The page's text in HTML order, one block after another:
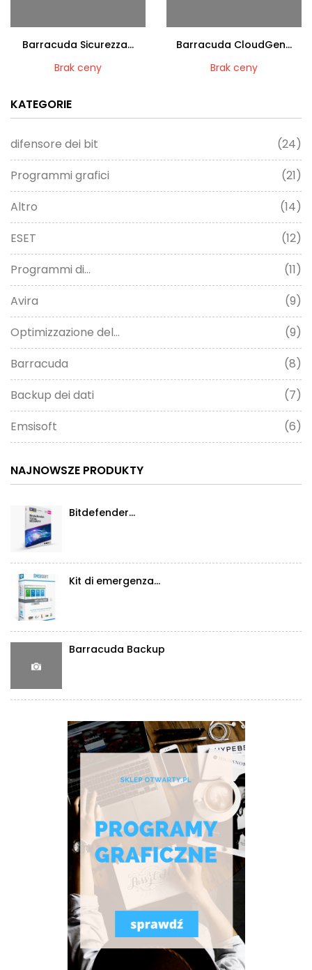
Barracuda Sicurezza...
Brak ceny
Barracuda CloudGen...
Brak ceny
KATEGORIE
difensore dei bit
(24)
Programmi grafici
(21)
Altro
(14)
ESET
(12)
Programmi di...
(11)
Avira
(9)
Optimizzazione del...
(9)
Barracuda
(8)
Backup dei dati
(7)
Emsisoft
(6)
NAJNOWSZE PRODUKTY
Bitdefender...
Kit di emergenza...
Barracuda Backup